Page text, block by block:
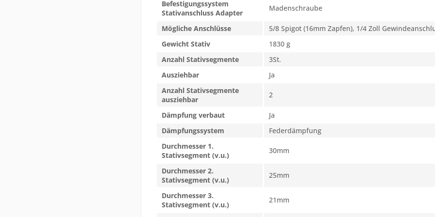
Befestigungssystem
Stativanschluss Adapter
Madenschraube
Mögliche Anschlüsse
5/8 Spigot (16mm Zapfen), 1/4 Zoll
Gewicht Stativ
1830 g
Anzahl Stativsegmente
3St.
Ausziehbar
Ja
Anzahl Stativsegmente
ausziehbar
2
Dämpfung verbaut
Ja
Dämpfungssystem
Federdämpfung
Durchmesser 1.
Stativsegment (v.u.)
30mm
Durchmesser 2.
Stativsegment (v.u.)
25mm
Durchmesser 3.
Stativsegment (v.u.)
21mm